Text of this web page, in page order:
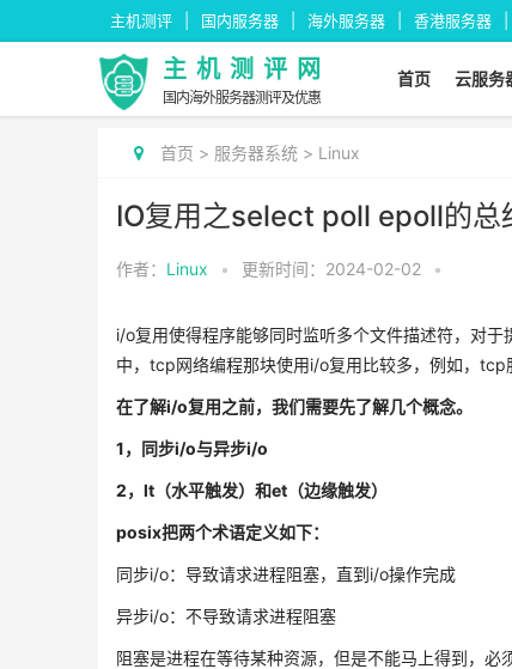
主机测评 国内服务器 海外服务器 香港服务器
主机测评网
国内海外服务器测评及优惠
首页 云服务
首页 > 服务器系统 > Linux
IO复用之select poll epoll的总
作者： Linux • 更新时间：2024-02-02 •
i/o复用使得程序能够同时监听多个文件描述符，对
中，tcp网络编程那块使用i/o复用比较多，例如，
在了解i/o复用之前，我们需要先了解几个概念。
1，同步i/o与异步i/o
2，lt（水平触发）和et（边缘触发）
posix把两个术语定义如下：
同步i/o：导致请求进程阻塞，直到i/o操作完成
异步i/o：不导致请求进程阻塞
阻塞是进程在等待某种资源，但是不能马上得到，